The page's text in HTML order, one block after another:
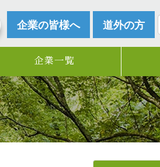
企業の皆様へ 道外の方
企業一覧